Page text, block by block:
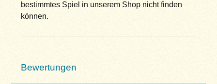
bestimmtes Spiel in unserem Shop nicht finden
können.
Bewertungen